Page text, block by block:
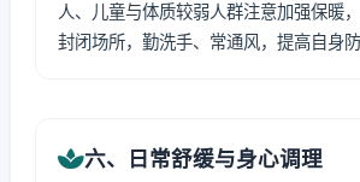
人、儿童与体质较弱人群注意加强保暖
封闭场所，勤洗手、常通风，提高自身防
六、日常舒缓与身心调理